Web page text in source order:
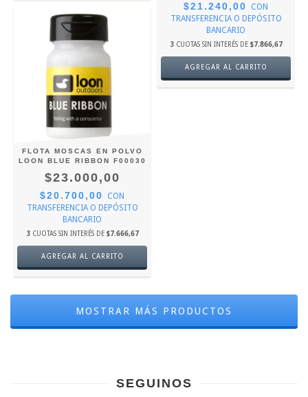
FLOTA MOSCAS EN POLVO
LOON BLUE RIBBON F00030
$23.000,00
$20.700,00
CON
TRANSFERENCIA O DEPÓSITO
BANCARIO
3 CUOTAS SIN INTERÉS DE $7.666,67
$21.240,00
CON
TRANSFERENCIA O DEPÓSITO
BANCARIO
3 CUOTAS SIN INTERÉS DE $7.866,67
MOSTRAR MÁS PRODUCTOS
SEGUINOS